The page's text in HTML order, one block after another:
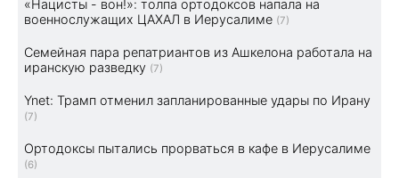
«Нацисты - вон!»: толпа ортодоксов напала на
военнослужащих ЦАХАЛ в Иерусалиме (7)
Семейная пара репатриантов из Ашкелона работала на
иранскую разведку (7)
Ynet: Трамп отменил запланированные удары по Ирану
(7)
Ортодоксы пытались прорваться в кафе в Иерусалиме
(6)